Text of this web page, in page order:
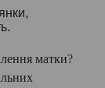
матки?